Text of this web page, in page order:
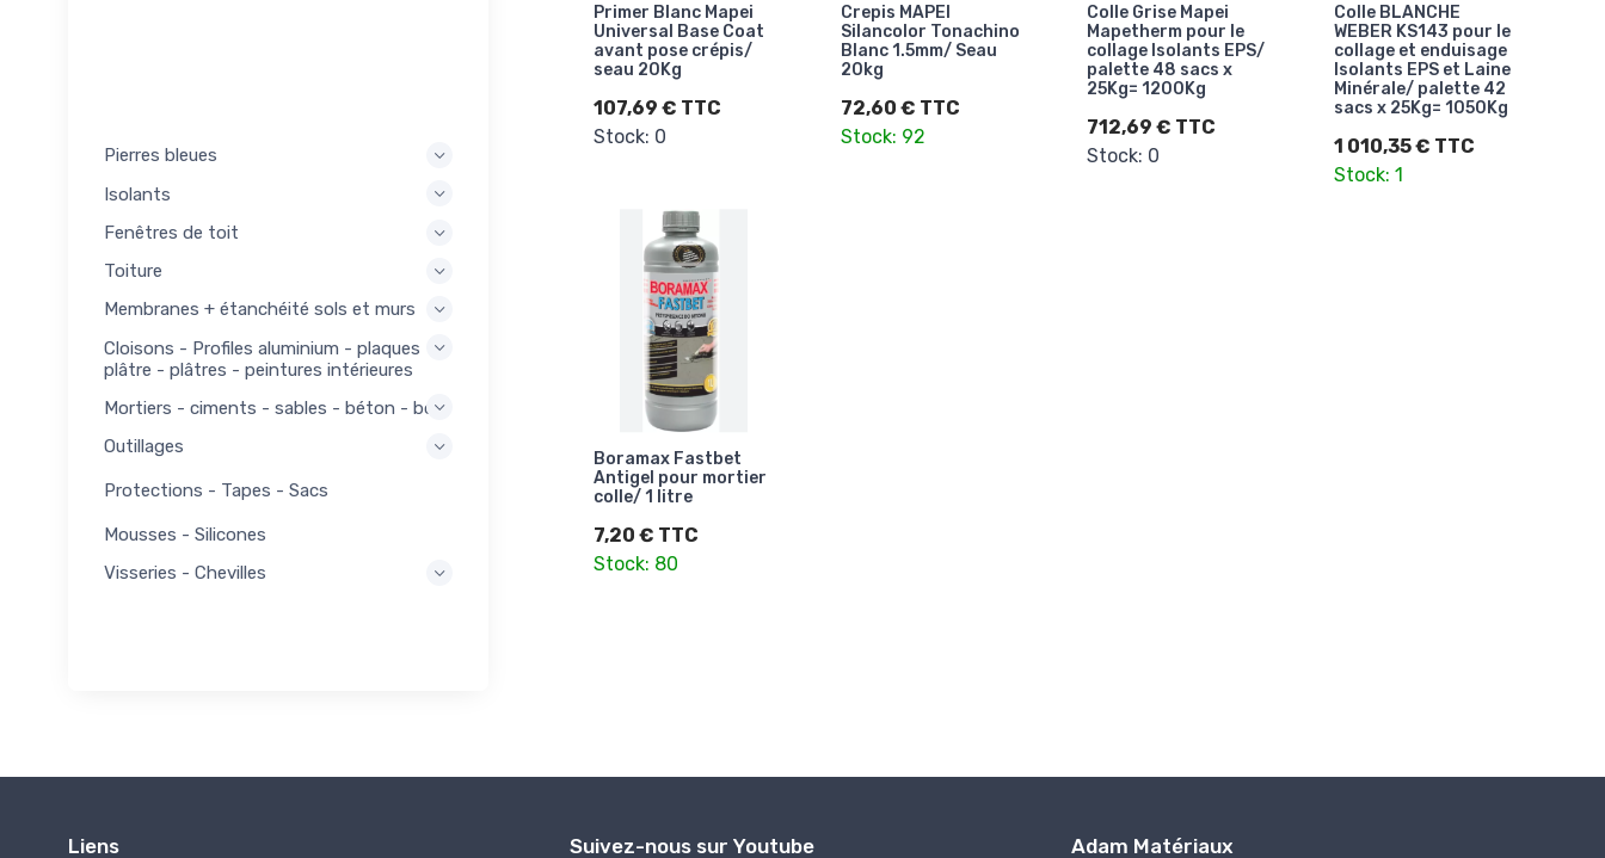
Pierres bleues
Isolants
Fenêtres de toit
Toiture
Membranes + étanchéité sols et murs
Cloisons - Profiles aluminium - plaques
plâtre - plâtres - peintures intérieures
Mortiers - ciments - sables - béton - bois
Outillages
Protections - Tapes - Sacs
Mousses - Silicones
Visseries - Chevilles
Primer Blanc Mapei
Universal Base Coat
avant pose crépis/
seau 20Kg
107,69 € TTC
Stock: 0
Crepis MAPEI
Silancolor Tonachino
Blanc 1.5mm/ Seau
20kg
72,60 € TTC
Stock: 92
Colle Grise Mapei
Mapetherm pour le
collage Isolants EPS/
palette 48 sacs x
25Kg= 1200Kg
712,69 € TTC
Stock: 0
Colle BLANCHE
WEBER KS143 pour le
collage et enduisage
Isolants EPS et Laine
Minérale/ palette 42
sacs x 25Kg= 1050Kg
1 010,35 € TTC
Stock: 1
Boramax Fastbet
Antigel pour mortier
colle/ 1 litre
7,20 € TTC
Stock: 80
Liens Suivez-nous sur Youtube Adam Matériaux